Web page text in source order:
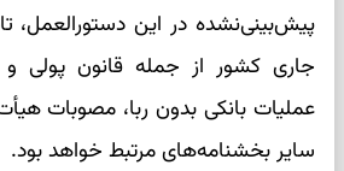
پیش‌بینی‌نشده در این دستورالعمل،
جاری کشور از جمله قانون پولی و
عملیات بانکی بدون ربا، مصوبات
سایر بخشنامه‌های مرتبط خواهد بود.